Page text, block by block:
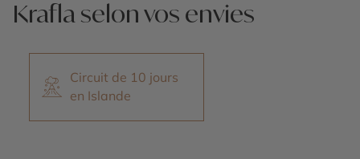
Krafla selon vos envies
Circuit de 10 jours
en Islande